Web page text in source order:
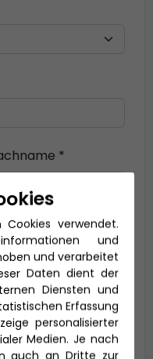
*
verwendet.
und
und verarbeitet
Daten dient der
Diensten und
Erfassung
personalisierter
Medien. Je nach
auch an Dritte zur